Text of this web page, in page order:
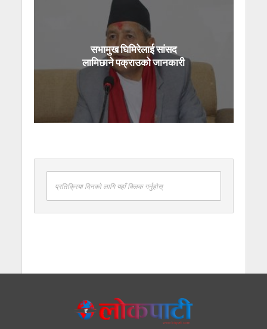
सभामुख घिमिरेलाई सांसद
लामिछाने पक्राउको जानकारी
प्रतिक्रिया दिनको लागि यहाँ क्लिक गर्नुहोस्